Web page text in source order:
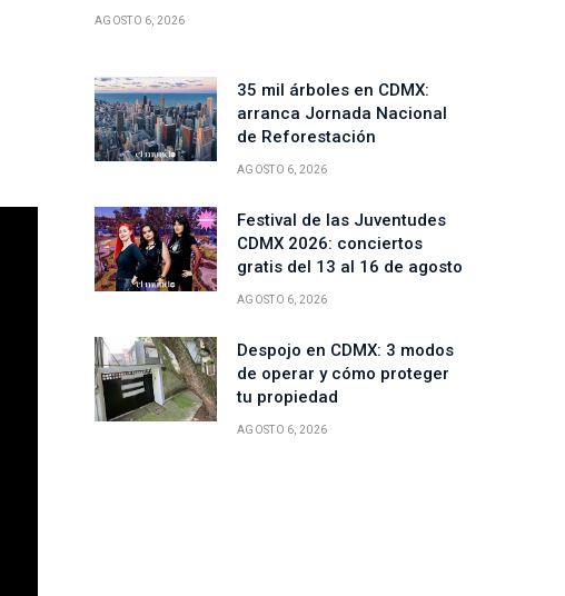
AGOSTO 6, 2026
35 mil árboles en CDMX:
arranca Jornada Nacional
de Reforestación
AGOSTO 6, 2026
Festival de las Juventudes
CDMX 2026: conciertos
gratis del 13 al 16 de agosto
AGOSTO 6, 2026
Despojo en CDMX: 3 modos
de operar y cómo proteger
tu propiedad
AGOSTO 6, 2026